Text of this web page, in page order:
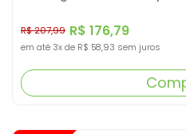
R$ 176,79
R$ 207,99
em até 3x de R$ 58,93 sem juros